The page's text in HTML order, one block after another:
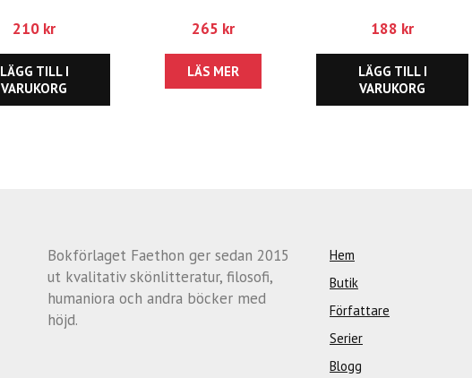
210 kr
LÄGG TILL I
VARUKORG
265 kr
LÄS MER
188 kr
LÄGG TILL I
VARUKORG
Bokförlaget Faethon ger sedan 2015
ut kvalitativ skönlitteratur, filosofi,
humaniora och andra böcker med
höjd.
Hem
Butik
Författare
Serier
Blogg